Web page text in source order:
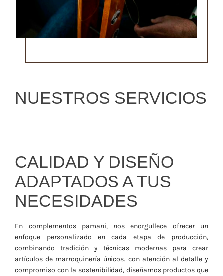
NUESTROS SERVICIOS
CALIDAD Y DISEÑO
ADAPTADOS A TUS
NECESIDADES
En complementos pamani, nos enorgullece ofrecer un
enfoque personalizado en cada etapa de producción,
combinando tradición y técnicas modernas para crear
artículos de marroquinería únicos. con atención al detalle y
compromiso con la sostenibilidad, diseñamos productos que